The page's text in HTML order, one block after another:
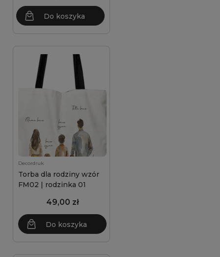
Do koszyka
Decordruk
Torba dla rodziny wzór
FM02 | rodzinka 01
49,00 zł
Do koszyka